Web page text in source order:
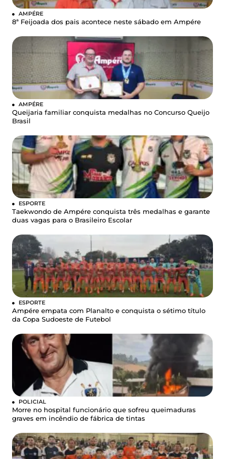
AMPÉRE
8ª Feijoada dos pais acontece neste sábado em Ampére
AMPÉRE
Queijaria familiar conquista medalhas no Concurso Queijo
Brasil
ESPORTE
Taekwondo de Ampére conquista três medalhas e garante
duas vagas para o Brasileiro Escolar
ESPORTE
Ampére empata com Planalto e conquista o sétimo título
da Copa Sudoeste de Futebol
POLICIAL
Morre no hospital funcionário que sofreu queimaduras
graves em incêndio de fábrica de tintas